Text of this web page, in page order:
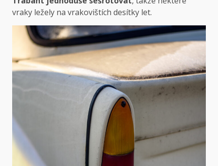
vraky ležely na vrakovištích desítky let.